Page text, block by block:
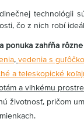
technológii
čo z nich robí
ponuka zahŕňa
, vedenia s
a teleskopické
a vlhkému
životnosť, pričom